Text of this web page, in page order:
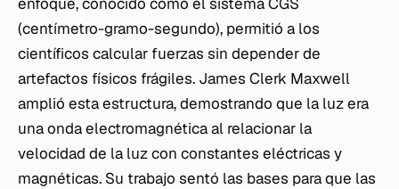
(centímetro-gramo-segundo), permitió a los
científicos calcular fuerzas sin depender de
artefactos físicos frágiles. James Clerk Maxwell
amplió esta estructura, demostrando que la luz era
una onda electromagnética al relacionar la
velocidad de la luz con constantes eléctricas y
magnéticas. Su trabajo sentó las bases para que las